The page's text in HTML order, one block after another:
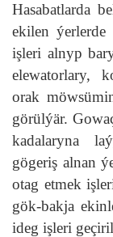
Hasabatlarda
ekilen
işleri alnyp
elewatorlary,
orak
görülýär.
kadalaryna
gögeriş alnan
otag etmek
gök-bakja
ideg işleri